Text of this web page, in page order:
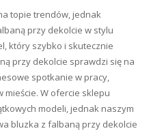
topie trendów, jednak
przy dekolcie w stylu
który szybko i skutecznie
przy dekolcie sprawdzi się na
spotkanie w pracy,
mieście. W ofercie sklepu
modeli, jednak naszym
bluzka z falbaną przy dekolcie